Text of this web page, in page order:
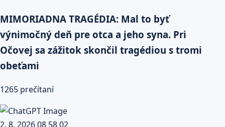
MIMORIADNA TRAGÉDIA: Mal to byť
výnimočný deň pre otca a jeho syna. Pri
Očovej sa zážitok skončil tragédiou s tromi
obeťami
1265 prečítaní